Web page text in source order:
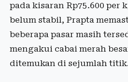
pada kisaran Rp75.600 per
belum stabil, Prapta
beberapa pasar masih
mengakui cabai merah
ditemukan di sejumlah